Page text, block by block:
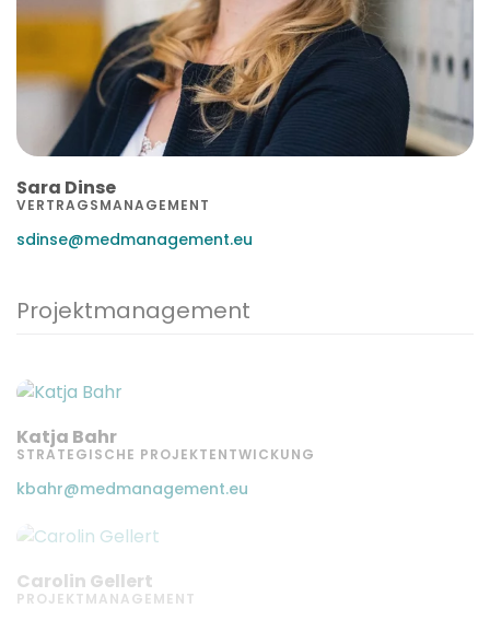
Sara Dinse
VERTRAGSMANAGEMENT
sdinse@medmanagement.eu
Projektmanagement
Katja Bahr
STRATEGISCHE PROJEKTENTWICKUNG
kbahr@medmanagement.eu
Carolin Gellert
PROJEKTMANAGEMENT